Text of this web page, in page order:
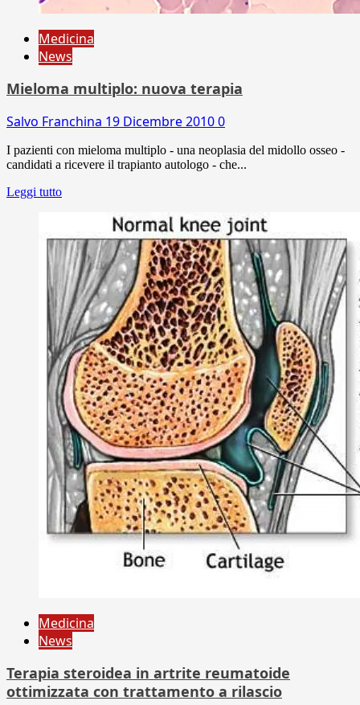
Medicina
News
Mieloma multiplo: nuova terapia
Salvo Franchina 19 Dicembre 20100
I pazienti con mieloma multiplo - una neoplasia del midollo osseo -
candidati a ricevere il trapianto autologo - che...
Leggi tutto
Medicina
News
Terapia steroidea in artrite reumatoide
ottimizzata con trattamento a rilascio